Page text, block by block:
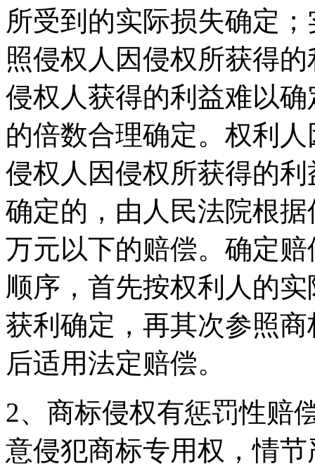
所受到的实际损失确定
照侵权人因侵权所获得
侵权人获得的利益难以
的倍数合理确定。权利
侵权人因侵权所获得的
确定的，由人民法院根
万元以下的赔偿。确定
顺序，首先按权利人的
获利确定，再其次参照
后适用法定赔偿。
2、商标侵权有惩罚性赔
意侵犯商标专用权，情